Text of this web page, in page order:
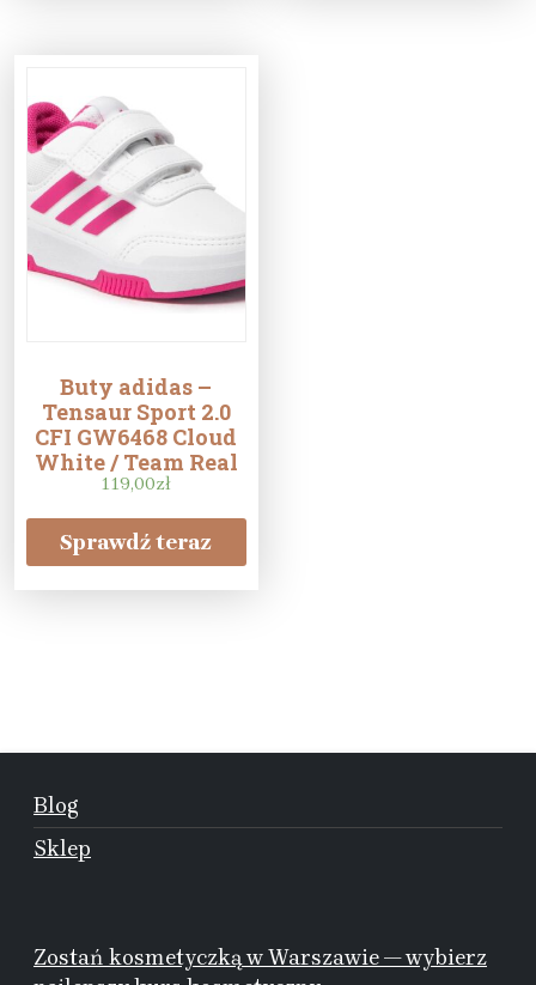
Buty adidas –
Tensaur Sport 2.0
CFI GW6468 Cloud
White / Team Real
Magenta / Core
Black
119,00zł
Sprawdź teraz
Blog
Sklep
Zostań kosmetyczką w Warszawie — wybierz